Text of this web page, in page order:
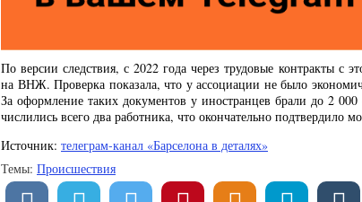
По версии следствия, с 2022 года через трудовые контракты с
на ВНЖ. Проверка показала, что у ассоциации не было
За оформление таких документов у иностранцев брали до 2
числились всего два работника, что окончательно подтвердило
Источник: телеграм-канал «Барселона в деталях»
Темы: Происшествия